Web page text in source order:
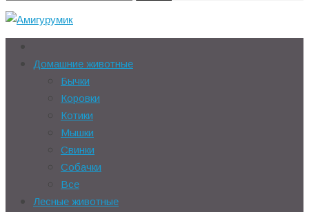
Домашние животные
Бычки
Коровки
Котики
Мышки
Свинки
Собачки
Все
Лесные животные